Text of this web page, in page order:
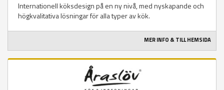
Internationell köksdesign på en ny nivå, med nyskapande och
högkvalitativa lösningar för alla typer av kök.
MER INFO & TILL HEMSIDA